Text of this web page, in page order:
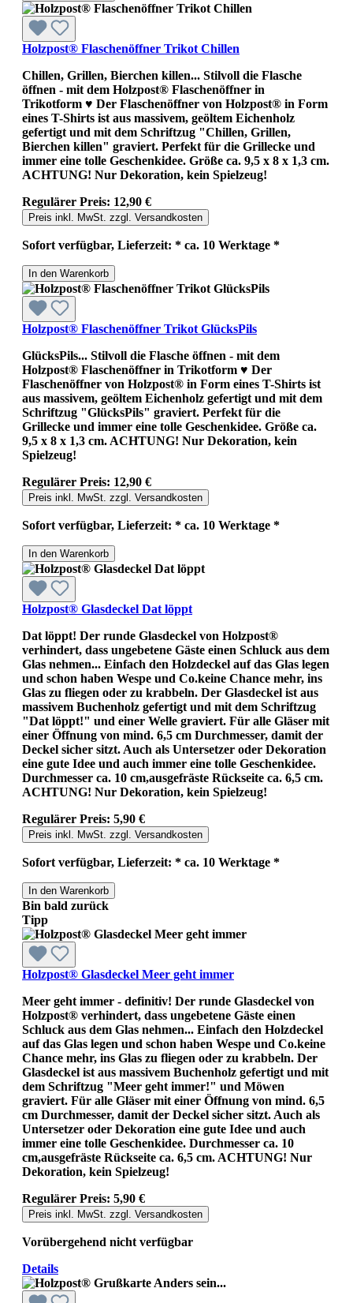
Holzpost® Flaschenöffner Trikot Chillen
Chillen, Grillen, Bierchen killen... Stilvoll die Flasche
öffnen - mit dem Holzpost® Flaschenöffner in
Trikotform ♥ Der Flaschenöffner von Holzpost® in Form
eines T-Shirts ist aus massivem, geöltem Eichenholz
gefertigt und mit dem Schriftzug "Chillen, Grillen,
Bierchen killen" graviert. Perfekt für die Grillecke und
immer eine tolle Geschenkidee. Größe ca. 9,5 x 8 x 1,3 cm.
ACHTUNG! Nur Dekoration, kein Spielzeug!
Regulärer Preis: 12,90 €
Preis inkl. MwSt. zzgl. Versandkosten
Sofort verfügbar, Lieferzeit: * ca. 10 Werktage *
In den Warenkorb
Holzpost® Flaschenöffner Trikot GlücksPils
GlücksPils... Stilvoll die Flasche öffnen - mit dem
Holzpost® Flaschenöffner in Trikotform ♥ Der
Flaschenöffner von Holzpost® in Form eines T-Shirts ist
aus massivem, geöltem Eichenholz gefertigt und mit dem
Schriftzug "GlücksPils" graviert. Perfekt für die
Grillecke und immer eine tolle Geschenkidee. Größe ca.
9,5 x 8 x 1,3 cm. ACHTUNG! Nur Dekoration, kein
Spielzeug!
Regulärer Preis: 12,90 €
Preis inkl. MwSt. zzgl. Versandkosten
Sofort verfügbar, Lieferzeit: * ca. 10 Werktage *
In den Warenkorb
Holzpost® Glasdeckel Dat löppt
Dat löppt! Der runde Glasdeckel von Holzpost®
verhindert, dass ungebetene Gäste einen Schluck aus dem
Glas nehmen... Einfach den Holzdeckel auf das Glas legen
und schon haben Wespe und Co.keine Chance mehr, ins
Glas zu fliegen oder zu krabbeln. Der Glasdeckel ist aus
massivem Buchenholz gefertigt und mit dem Schriftzug
"Dat löppt!" und einer Welle graviert. Für alle Gläser mit
einer Öffnung von mind. 6,5 cm Durchmesser, damit der
Deckel sicher sitzt. Auch als Untersetzer oder Dekoration
eine gute Idee und auch immer eine tolle Geschenkidee.
Durchmesser ca. 10 cm,ausgefräste Rückseite ca. 6,5 cm.
ACHTUNG! Nur Dekoration, kein Spielzeug!
Regulärer Preis: 5,90 €
Preis inkl. MwSt. zzgl. Versandkosten
Sofort verfügbar, Lieferzeit: * ca. 10 Werktage *
In den Warenkorb
Bin bald zurück
Tipp
Holzpost® Glasdeckel Meer geht immer
Meer geht immer - definitiv! Der runde Glasdeckel von
Holzpost® verhindert, dass ungebetene Gäste einen
Schluck aus dem Glas nehmen... Einfach den Holzdeckel
auf das Glas legen und schon haben Wespe und Co.keine
Chance mehr, ins Glas zu fliegen oder zu krabbeln. Der
Glasdeckel ist aus massivem Buchenholz gefertigt und mit
dem Schriftzug "Meer geht immer!" und Möwen
graviert. Für alle Gläser mit einer Öffnung von mind. 6,5
cm Durchmesser, damit der Deckel sicher sitzt. Auch als
Untersetzer oder Dekoration eine gute Idee und auch
immer eine tolle Geschenkidee. Durchmesser ca. 10
cm,ausgefräste Rückseite ca. 6,5 cm. ACHTUNG! Nur
Dekoration, kein Spielzeug!
Regulärer Preis: 5,90 €
Preis inkl. MwSt. zzgl. Versandkosten
Vorübergehend nicht verfügbar
Details